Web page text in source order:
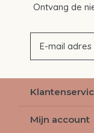
Ontvang de
Mijn account